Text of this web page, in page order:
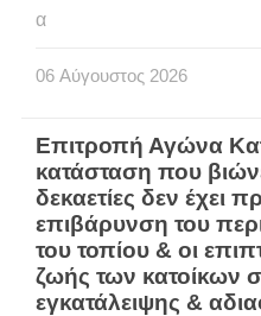
α
06 Αύγουστος 2026
Επιτροπή Αγώνα
κατάσταση που
δεκαετίες δεν έχει
επιβάρυνση του
του τοπίου & οι
ζωής των κατοίκων
εγκατάλειψης &